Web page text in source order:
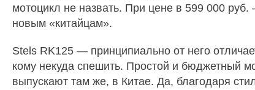
мотоцикл не назвать. При цене в 599 000
новым «китайцам».
Stels RK125 — принципиально от него
кому некуда спешить. Простой и бюджетный
выпускают там же, в Китае. Да, благодаря